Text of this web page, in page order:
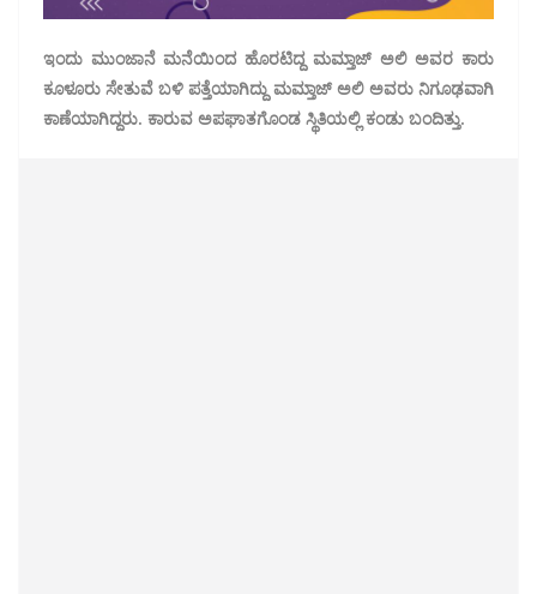
ಇಂದು ಮುಂಜಾನೆ ಮನೆಯಿಂದ ಹೊರಟಿದ್ದ ಮಮ್ತಾಜ್ ಅಲಿ ಅವರ ಕಾರು
ಕೂಳೂರು ಸೇತುವೆ ಬಳಿ ಪತ್ತೆಯಾಗಿದ್ದು ಮಮ್ತಾಜ್ ಅಲಿ ಅವರು ನಿಗೂಢವಾಗಿ
ಕಾಣೆಯಾಗಿದ್ದರು. ಕಾರುವ ಅಪಘಾತಗೊಂಡ ಸ್ಥಿತಿಯಲ್ಲಿ ಕಂಡು ಬಂದಿತ್ತು.